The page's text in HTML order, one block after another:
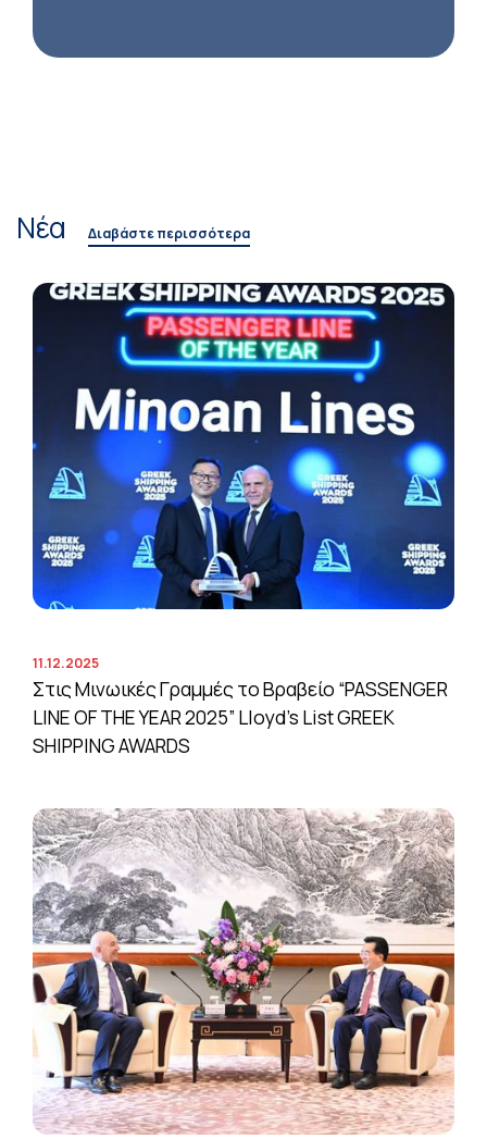
Νέα Διαβάστε περισσότερα
11.12.2025
Στις Μινωικές Γραμμές το Βραβείο “PASSENGER
LINE OF THE YEAR 2025” Lloyd’s List GREEK
SHIPPING AWARDS